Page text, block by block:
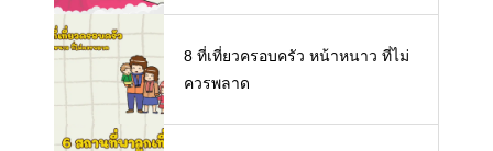
8 ที่เที่ยวครอบครัว หน้าหนาว ที่ไม่
ควรพลาด